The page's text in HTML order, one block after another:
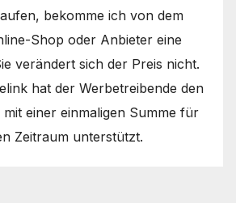
bekomme ich von dem
Shop oder Anbieter eine
verändert sich der Preis nicht.
hat der Werbetreibende den
einer einmaligen Summe für
Zeitraum unterstützt.